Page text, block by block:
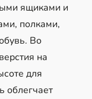
ящиками и
полками,
Во
на
для
облегчает